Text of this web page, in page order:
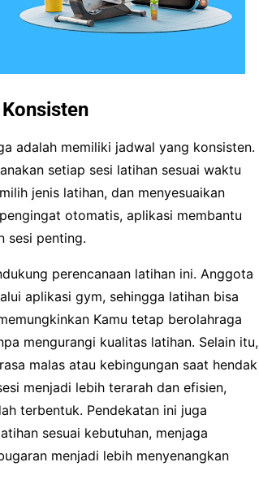
adalah memiliki jadwal yang konsisten.
setiap sesi latihan sesuai waktu
jenis latihan, dan menyesuaikan
otomatis, aplikasi membantu
sesi penting.
perencanaan latihan ini. Anggota
aplikasi gym, sehingga latihan bisa
Kamu tetap berolahraga
mengurangi kualitas latihan. Selain itu,
malas atau kebingungan saat hendak
menjadi lebih terarah dan efisien,
terbentuk. Pendekatan ini juga
sesuai kebutuhan, menjaga
menjadi lebih menyenangkan